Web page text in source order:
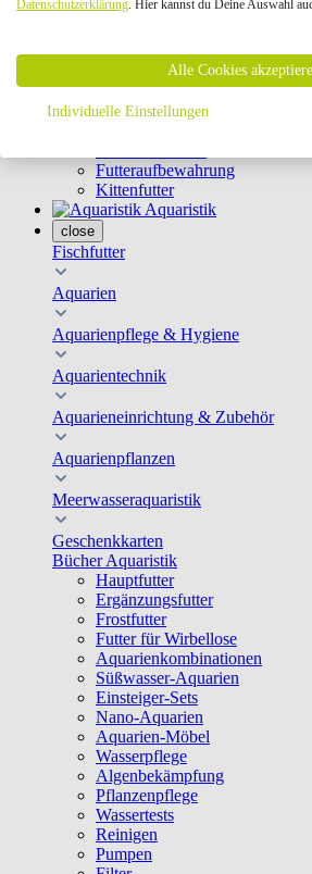
Geschirre & Leinen
Schutznetze
Kippfensterschutz
Katzenkameras
Futternäpfe
Futteraufbewahrung
Kittenfutter
Aquaristik
close
Fischfutter
Aquarien
Aquarienpflege & Hygiene
Aquarientechnik
Aquarieneinrichtung & Zubehör
Aquarienpflanzen
Meerwasseraquaristik
Geschenkkarten
Bücher Aquaristik
Hauptfutter
Ergänzungsfutter
Frostfutter
Futter für Wirbellose
Aquarienkombinationen
Süßwasser-Aquarien
Einsteiger-Sets
Nano-Aquarien
Aquarien-Möbel
Wasserpflege
Algenbekämpfung
Pflanzenpflege
Wassertests
Reinigen
Pumpen
Datenschutzerklärung. Hier kannst du Deine Auswahl
Alle Cookies
Individuelle Einstellungen